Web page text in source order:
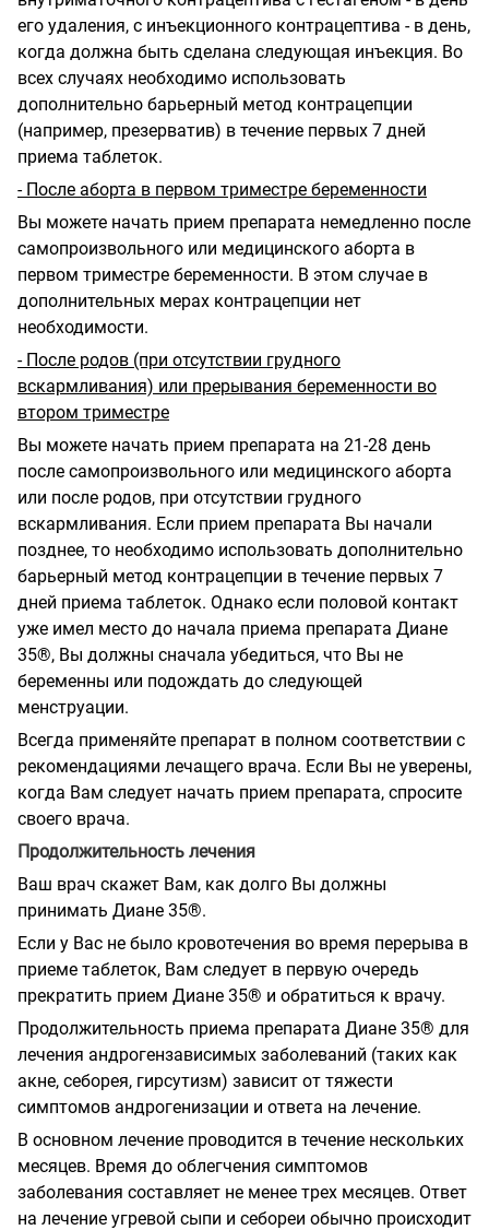
его удаления, с инъекционного контрацептива - в день,
когда должна быть сделана следующая инъекция. Во
всех случаях необходимо использовать
дополнительно барьерный метод контрацепции
(например, презерватив) в течение первых 7 дней
приема таблеток.
- После аборта в первом триместре беременности
Вы можете начать прием препарата немедленно после
самопроизвольного или медицинского аборта в
первом триместре беременности. В этом случае в
дополнительных мерах контрацепции нет
необходимости.
- После родов (при отсутствии грудного
вскармливания) или прерывания беременности во
втором триместре
Вы можете начать прием препарата на 21-28 день
после самопроизвольного или медицинского аборта
или после родов, при отсутствии грудного
вскармливания. Если прием препарата Вы начали
позднее, то необходимо использовать дополнительно
барьерный метод контрацепции в течение первых 7
дней приема таблеток. Однако если половой контакт
уже имел место до начала приема препарата Диане
35®, Вы должны сначала убедиться, что Вы не
беременны или подождать до следующей
менструации.
Всегда применяйте препарат в полном соответствии с
рекомендациями лечащего врача. Если Вы не уверены,
когда Вам следует начать прием препарата, спросите
своего врача.
Продолжительность лечения
Ваш врач скажет Вам, как долго Вы должны
принимать Диане 35®.
Если у Вас не было кровотечения во время перерыва в
приеме таблеток, Вам следует в первую очередь
прекратить прием Диане 35® и обратиться к врачу.
Продолжительность приема препарата Диане 35® для
лечения андрогензависимых заболеваний (таких как
акне, себорея, гирсутизм) зависит от тяжести
симптомов андрогенизации и ответа на лечение.
В основном лечение проводится в течение нескольких
месяцев. Время до облегчения симптомов
заболевания составляет не менее трех месяцев. Ответ
на лечение угревой сыпи и себореи обычно происходит